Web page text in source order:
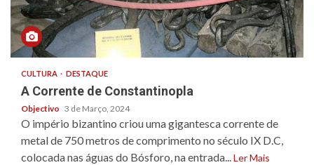
CULTURA DESTAQUE
A Corrente de Constantinopla
Objectivo 3 de Março, 2024
O império bizantino criou uma gigantesca corrente de
metal de 750 metros de comprimento no século IX D.C,
colocada nas águas do Bósforo, na entrada...Ler Mais